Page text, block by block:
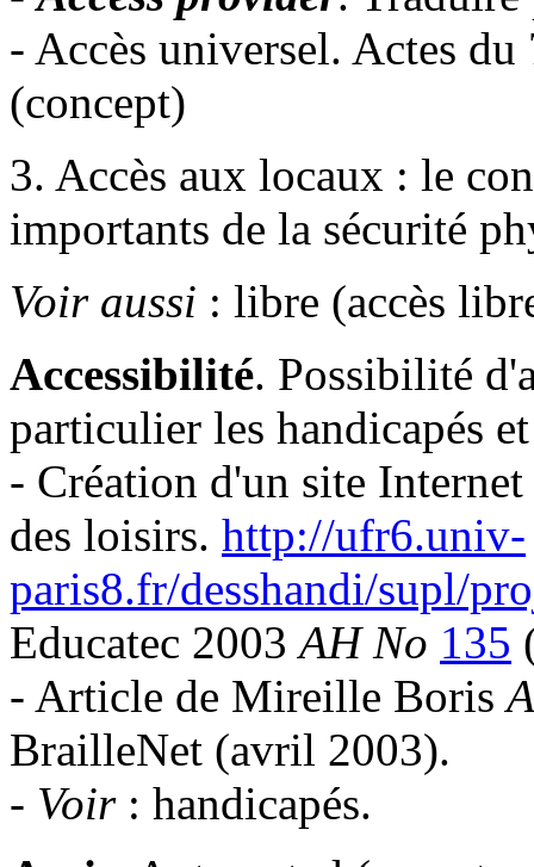
- Accès universel. Actes
(concept)
3. Accès aux locaux : le
importants de la sécurité
Voir aussi : libre (accès
Accessibilité. Possibilité
particulier les handicapés
- Création d'un site
des loisirs. http://ufr6.univ-
paris8.fr/desshandi/supl/
Educatec 2003AH No 135
- Article de Mireille Boris
BrailleNet (avril 2003).
- Voir: handicapés.